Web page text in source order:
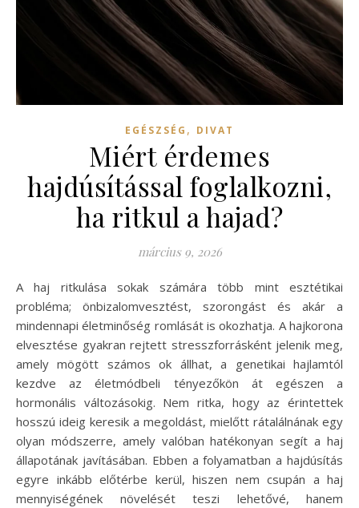
EGÉSZSÉG , DIVAT
Miért érdemes
hajdúsítással foglalkozni,
ha ritkul a hajad?
március 9, 2026
A haj ritkulása sokak számára több mint esztétikai
probléma; önbizalomvesztést, szorongást és akár a
mindennapi életminőség romlását is okozhatja. A hajkorona
elvesztése gyakran rejtett stresszforrásként jelenik meg,
amely mögött számos ok állhat, a genetikai hajlamtól
kezdve az életmódbeli tényezőkön át egészen a
hormonális változásokig. Nem ritka, hogy az érintettek
hosszú ideig keresik a megoldást, mielőtt rátalálnának egy
olyan módszerre, amely valóban hatékonyan segít a haj
állapotának javításában. Ebben a folyamatban a hajdúsítás
egyre inkább előtérbe kerül, hiszen nem csupán a haj
mennyiségének növelését teszi lehetővé, hanem